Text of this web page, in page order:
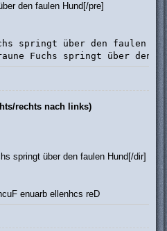
den faulen Hund[/pre]
springt über den faulen
Fuchs springt über den
rechts nach links)
springt über den faulen Hund[/dir]
über den faulen Hund